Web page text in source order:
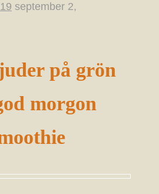
september 2,
på grön
morgon